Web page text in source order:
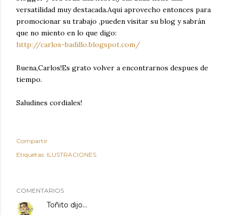
versatilidad muy destacada.Aqui aprovecho entonces para
promocionar su trabajo ,pueden visitar su blog y sabrán
que no miento en lo que digo:
http://carlos-badillo.blogspot.com/
Buena,Carlos!Es grato volver a encontrarnos despues de
tiempo.
Saludines cordiales!
Compartir
Etiquetas: ILUSTRACIONES
COMENTARIOS
Toñito dijo…